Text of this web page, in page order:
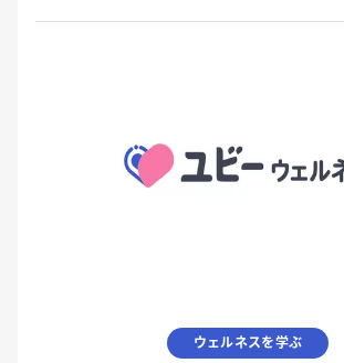
ウェルネスを学ぶ